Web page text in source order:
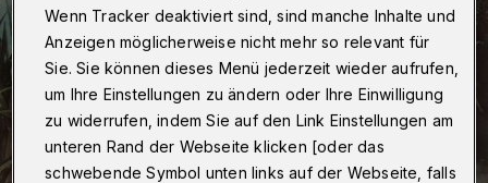
Wenn Tracker deaktiviert sind, sind manche Inhalte und
Anzeigen möglicherweise nicht mehr so relevant für
Sie. Sie können dieses Menü jederzeit wieder aufrufen,
um Ihre Einstellungen zu ändern oder Ihre Einwilligung
zu widerrufen, indem Sie auf den Link Einstellungen am
unteren Rand der Webseite klicken [oder das
schwebende Symbol unten links auf der Webseite, falls